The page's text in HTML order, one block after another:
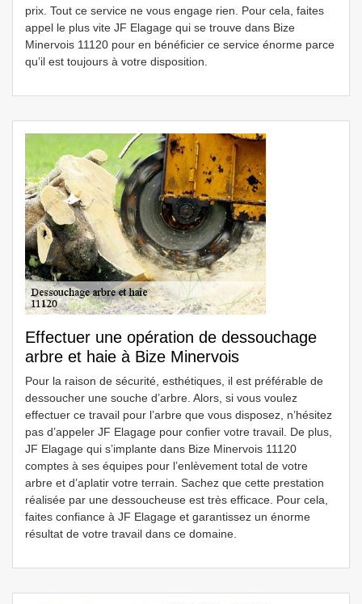
prix. Tout ce service ne vous engage rien. Pour cela, faites
appel le plus vite JF Elagage qui se trouve dans Bize
Minervois 11120 pour en bénéficier ce service énorme parce
qu’il est toujours à votre disposition.
Effectuer une opération de dessouchage
arbre et haie à Bize Minervois
Pour la raison de sécurité, esthétiques, il est préférable de
dessoucher une souche d’arbre. Alors, si vous voulez
effectuer ce travail pour l’arbre que vous disposez, n’hésitez
pas d’appeler JF Elagage pour confier votre travail. De plus,
JF Elagage qui s’implante dans Bize Minervois 11120
comptes à ses équipes pour l’enlèvement total de votre
arbre et d’aplatir votre terrain. Sachez que cette prestation
réalisée par une dessoucheuse est très efficace. Pour cela,
faites confiance à JF Elagage et garantissez un énorme
résultat de votre travail dans ce domaine.